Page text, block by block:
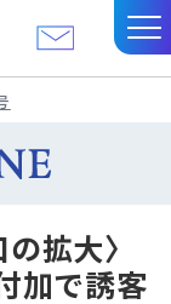
拡大〉
加で誘客